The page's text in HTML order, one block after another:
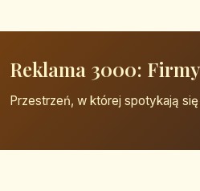
Reklama 3000:
Przestrzeń, w której spotykają